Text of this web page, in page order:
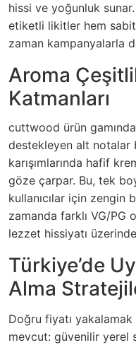
hissi ve yoğunluk
etiketli likitler hem
zaman kampanyalarla
Aroma
Katmanları
cuttwood ürün
destekleyen alt notalar
karışımlarında hafif
göze çarpar. Bu, tek
kullanıcılar için zengin
zamanda farklı VG/PG
lezzet hissiyatı
Türkiye’de
Alma
Doğru fiyatı
mevcut: güvenilir yerel